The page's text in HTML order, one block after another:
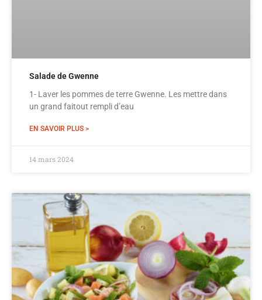
Salade de Gwenne
1- Laver les pommes de terre Gwenne. Les mettre dans
un grand faitout rempli d’eau
EN SAVOIR PLUS >
14 mars 2024